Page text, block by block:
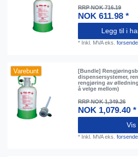
RRP NOK 716.19
NOK 611.98 *
Legg til i
* Inkl. MVAeks.
Varebunt
[Bundle]
dispensersystemer,
rengjøring av
å velge mellom)
RRP NOK 1,349.26
NOK 1,079.40 *
Vis
* Inkl. MVAeks.